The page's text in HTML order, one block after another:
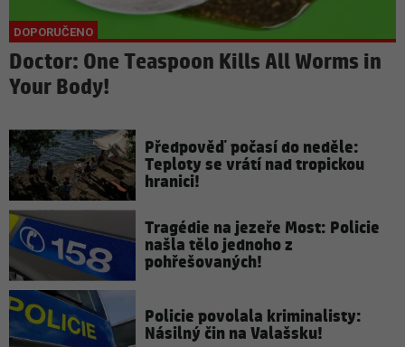
Doctor: One Teaspoon Kills All Worms in
Your Body!
Předpověď počasí do neděle:
Teploty se vrátí nad tropickou
hranici!
Tragédie na jezeře Most: Policie
našla tělo jednoho z
pohřešovaných!
Policie povolala kriminalisty:
Násilný čin na Valašsku!